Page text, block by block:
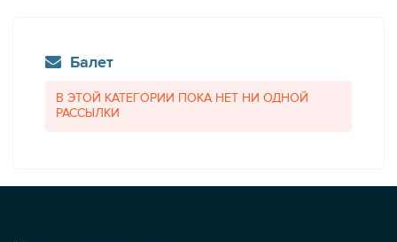
Балет
В ЭТОЙ КАТЕГОРИИ ПОКА НЕТ НИ ОДНОЙ
РАССЫЛКИ